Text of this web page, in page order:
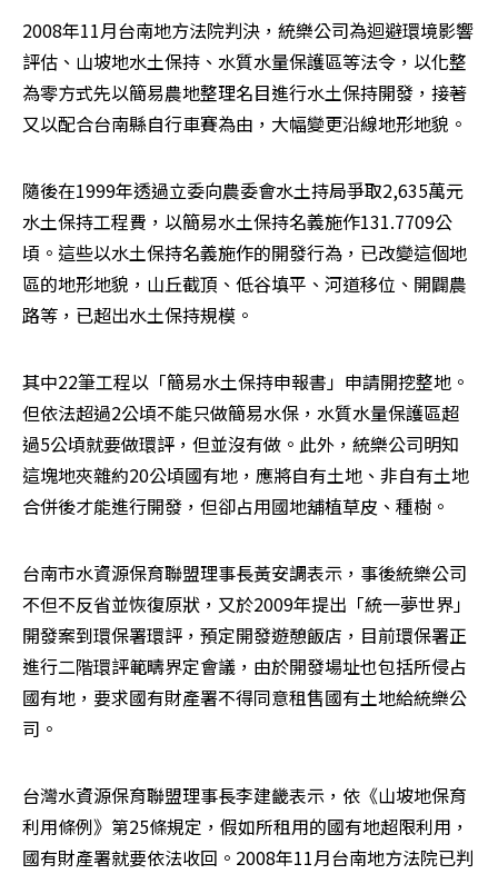
2008年11月台南地方法院判決，統樂公司為迴避環境影響
評估、山坡地水土保持、水質水量保護區等法令，以化整
為零方式先以簡易農地整理名目進行水土保持開發，接著
又以配合台南縣自行車賽為由，大幅變更沿線地形地貌。
隨後在1999年透過立委向農委會水土持局爭取2,635萬元
水土保持工程費，以簡易水土保持名義施作131.7709公
頃。這些以水土保持名義施作的開發行為，已改變這個地
區的地形地貌，山丘截頂、低谷填平、河道移位、開闢農
路等，已超出水土保持規模。
其中22筆工程以「簡易水土保持申報書」申請開挖整地。
但依法超過2公頃不能只做簡易水保，水質水量保護區超
過5公頃就要做環評，但並沒有做。此外，統樂公司明知
這塊地夾雜約20公頃國有地，應將自有土地、非自有土地
合併後才能進行開發，但卻占用國地舖植草皮、種樹。
台南市水資源保育聯盟理事長黃安調表示，事後統樂公司
不但不反省並恢復原狀，又於2009年提出「統一夢世界」
開發案到環保署環評，預定開發遊憩飯店，目前環保署正
進行二階環評範疇界定會議，由於開發場址也包括所侵占
國有地，要求國有財產署不得同意租售國有土地給統樂公
司。
台灣水資源保育聯盟理事長李建畿表示，依《山坡地保育
利用條例》第25條規定，假如所租用的國有地超限利用，
國有財產署就要依法收回。2008年11月台南地方法院已判